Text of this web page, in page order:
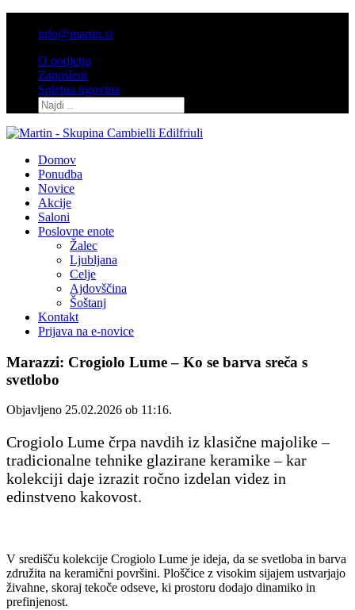
info@martin.si
O podjetju
Zaposleni
Spletna trgovina
Domov
Ponudba
Novice
Akcije
Saloni
Poslovne enote
Žalec
Ljubljana
Celje
Ajdovščina
Šoštanj
Kontakt
Prijava na e-novice
Marazzi: Crogiolo Lume – Ko se barva sreča s
svetlobo
Objavljeno 25.02.2026 ob 11:16.
Crogiolo Lume črpa navdih iz klasične majolike –
tradicionalne tehnike glazirane keramike – kar
kolekciji daje izrazit ročno izdelan videz in
edinstveno kakovost.
V središču kolekcije Crogiolo Lume je ideja, da se svetloba in barva
združita na keramični površini. Ploščice z visokim sijajem ustvarjajo
živahne, skoraj tekoče odseve, ki prostoru dodajo dinamiko in
prefinjenost.